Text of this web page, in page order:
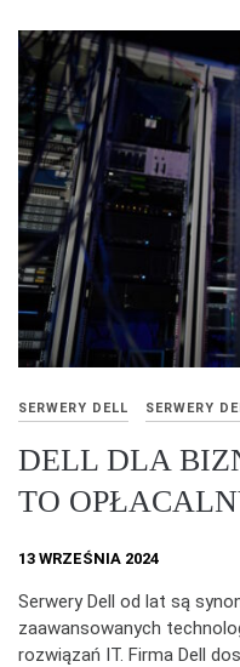
SERWERY DELL SERWERY
DELL DLA
TO
13 WRZEŚNIA 2024
Serwery Dell od lat są
zaawansowanych
rozwiązań IT. Firma Dell